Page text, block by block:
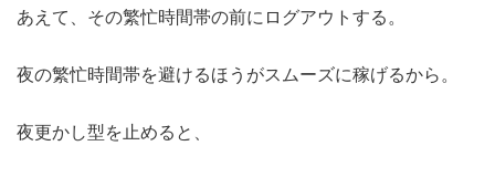
あえて、その繁忙時間帯の前にログアウトする。
夜の繁忙時間帯を避けるほうがスムーズに稼げるから。
夜更かし型を止めると、